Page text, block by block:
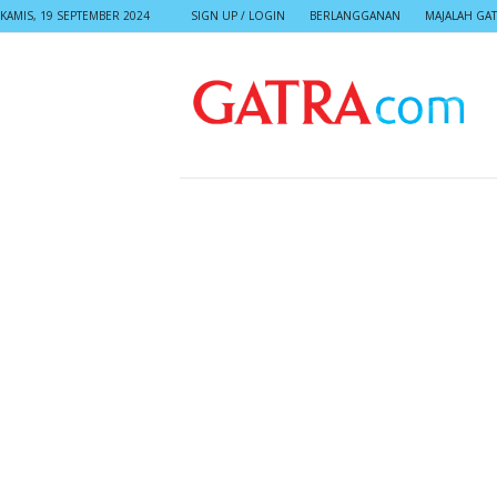
KAMIS, 19 SEPTEMBER 2024 SIGN UP / LOGIN BERLANGGANAN MAJALAH